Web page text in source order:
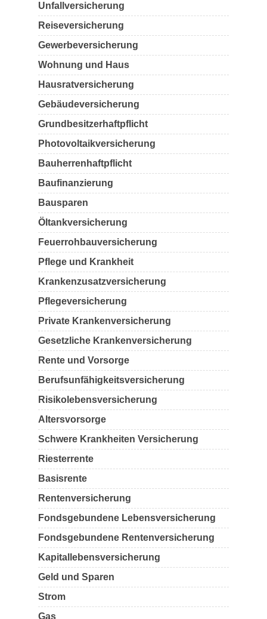
Unfallversicherung
Reiseversicherung
Gewerbeversicherung
Wohnung und Haus
Hausratversicherung
Gebäudeversicherung
Grundbesitzerhaftpflicht
Photovoltaikversicherung
Bauherrenhaftpflicht
Baufinanzierung
Bausparen
Öltankversicherung
Feuerrohbauversicherung
Pflege und Krankheit
Krankenzusatzversicherung
Pflegeversicherung
Private Krankenversicherung
Gesetzliche Krankenversicherung
Rente und Vorsorge
Berufs­unfähigkeitsversicherung
Risikolebensversicherung
Altersvorsorge
Schwere Krankheiten Versicherung
Riesterrente
Basisrente
Rentenversicherung
Fondsgebundene Lebensversicherung
Fondsgebundene Rentenversicherung
Kapitallebensversicherung
Geld und Sparen
Strom
Gas